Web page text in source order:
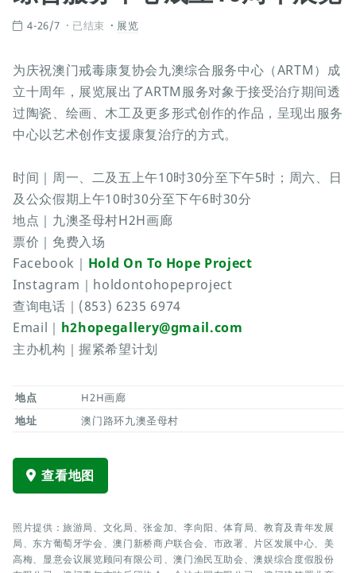
4-26/7 已结束 展览
为庆祝澳门戒毒康复协会九澳综合服务中心（ARTM）成
立十周年，展览展出了ARTM服务对象于接受治疗期间透
过陶瓷、绘画、木工及更多形式创作的作品，呈现出服务
中心以艺术创作支援康复治疗的方式。
时间｜周一、二及五上午10时30分至下午5时；周六、日
及公众假期上午10时30分至下午6时30分
地点｜九澳圣母村H2H画廊
票价｜免费入场
Facebook｜ Hold On To Hope Project
Instagram｜holdontohopeproject
查询电话｜(853) 6235 6974
Email｜ h2hopegallery@gmail.com
主办机构｜握紧希望计划
地点
H2H画廊
地址
澳门路环九澳圣母村
查看地图
照片提供：旅游局、文化局、张金加、李向阳、体育局、教育及青年发展
局、东方葡萄牙学会、澳门新桥商户联合会、市政署、片区发展中心、美
高梅、显意会议展览顾问有限公司、澳门渔民互助会、澳娱综合度假股份